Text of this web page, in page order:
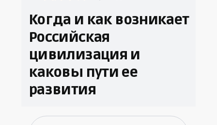
Когда и как возникает
Российская
цивилизация и
каковы пути ее
развития